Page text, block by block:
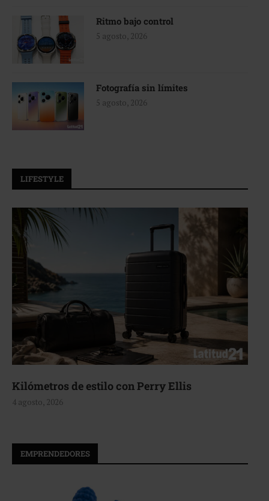
Ritmo bajo control
5 agosto, 2026
Fotografía sin límites
5 agosto, 2026
LIFESTYLE
Kilómetros de estilo con Perry Ellis
4 agosto, 2026
EMPRENDEDORES